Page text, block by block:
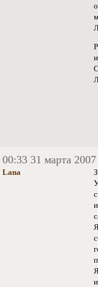
00:33 31 марта 2007
Lana